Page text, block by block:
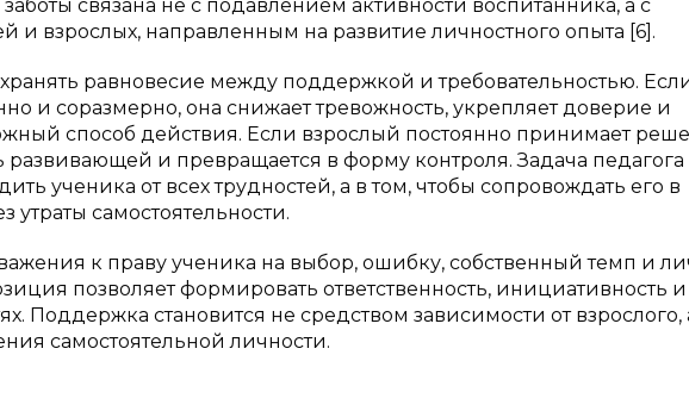
связана не с подавлением активности воспитанника, а с
и взрослых, направленным на развитие личностного опыта [6].
равновесие между поддержкой и требовательностью.
и соразмерно, она снижает тревожность, укрепляет доверие и
способ действия. Если взрослый постоянно принимает
развивающей и превращается в форму контроля. Задача педагога
ученика от всех трудностей, а в том, чтобы сопровождать его в
утраты самостоятельности.
к праву ученика на выбор, ошибку, собственный темп и
позволяет формировать ответственность, инициативность и
Поддержка становится не средством зависимости от взрослого,
самостоятельной личности.